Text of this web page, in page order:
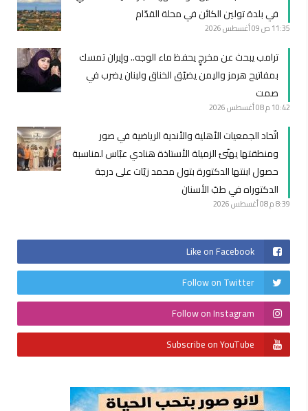
في بلدة تولين الكائن في محلة القدّام
11:35 ص 09 أغسطس 2026
ترامب يبحث عن مخرجٍ يحفظ ماء الوجه.. وإيران تمسك
بمفاتيح هرمز واليمن يضيّق الخناق ولبنان يضرب في
صمت
10:42 م 08 أغسطس 2026
اتّحاد الجمعيات الأهلية والأندية الرياضية في صور
ومنطقتها يهنّئ الزميلة الأستاذة هنادي عبّاس لمناسبة
حصول ابنتها الدكتورة بتول محمد زيّات على درجة
الدكتوراه في طبّ الأسنان
8:39 م 08 أغسطس 2026
Like on Facebook
Follow on Twitter
Follow on Instagram
Subscribe on YouTube